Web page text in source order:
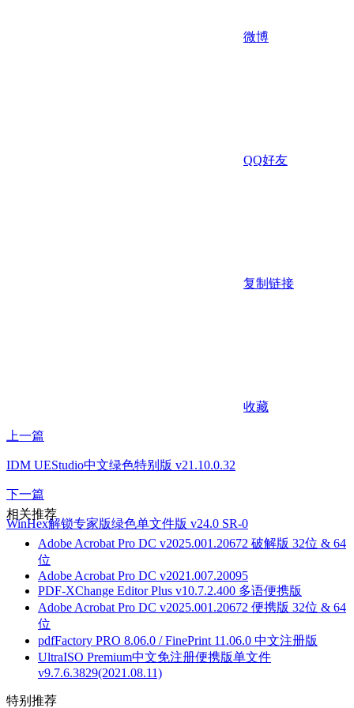
微博
QQ好友
复制链接
收藏
上一篇
IDM UEStudio中文绿色特别版 v21.10.0.32
下一篇
WinHex解锁专家版绿色单文件版 v24.0 SR-0
相关推荐
Adobe Acrobat Pro DC v2025.001.20672 破解版 32位 & 64
位
Adobe Acrobat Pro DC v2021.007.20095
PDF-XChange Editor Plus v10.7.2.400 多语便携版
Adobe Acrobat Pro DC v2025.001.20672 便携版 32位 & 64
位
pdfFactory PRO 8.06.0 / FinePrint 11.06.0 中文注册版
UltraISO Premium中文免注册便携版单文件
v9.7.6.3829(2021.08.11)
特别推荐